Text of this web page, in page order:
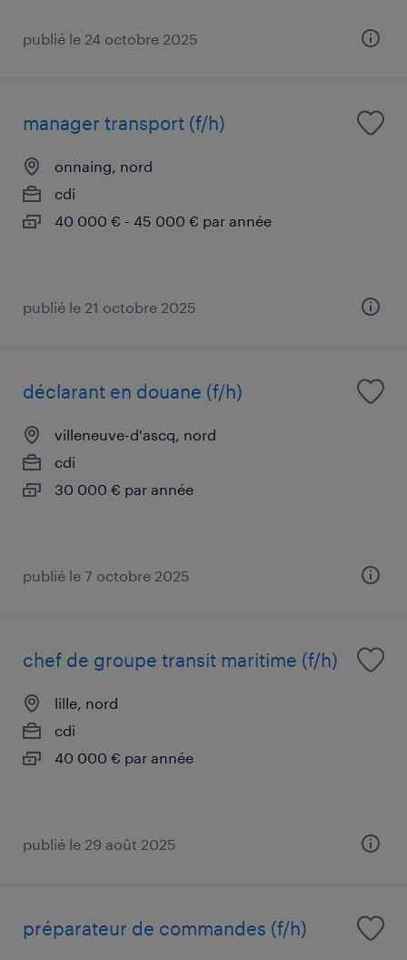
publié le 24 octobre 2025
manager transport (f/h)
onnaing, nord
cdi
40 000 € - 45 000 € par année
publié le 21 octobre 2025
déclarant en douane (f/h)
villeneuve-d'ascq, nord
cdi
30 000 € par année
publié le 7 octobre 2025
chef de groupe transit maritime (f/h)
lille, nord
cdi
40 000 € par année
publié le 29 août 2025
préparateur de commandes (f/h)